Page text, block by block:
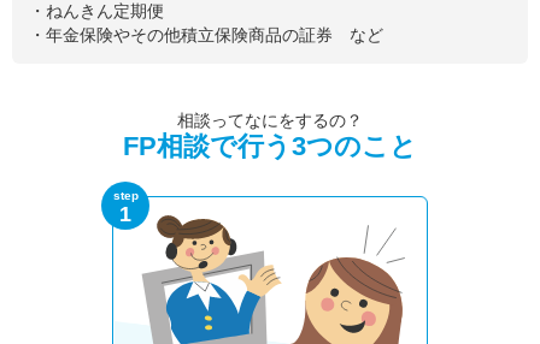
・ねんきん定期便
・年金保険やその他積立保険商品の証券 など
相談ってなにをするの？
FP相談で行う3つのこと
step
1